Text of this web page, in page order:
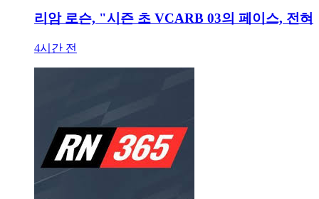
리암 로슨, "시즌 초 VCARB 03의 페이스, 전
4시간 전